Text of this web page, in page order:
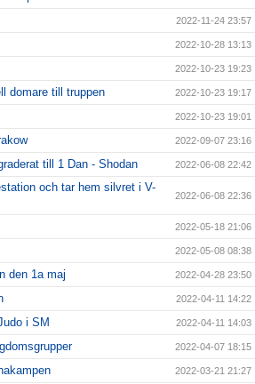
2022-11-24 23:57
2022-10-28 13:13
2022-10-23 19:23
domare till truppen 2022-10-23 19:17
2022-10-23 19:01
2022-09-07 23:16
till 1 Dan - Shodan 2022-06-08 22:42
och tar hem silvret i V-
2022-06-08 22:36
2022-05-18 21:06
2022-05-08 08:38
den 1a maj 2022-04-28 23:50
2022-04-11 14:22
i SM 2022-04-11 14:03
2022-04-07 18:15
2022-03-21 21:27